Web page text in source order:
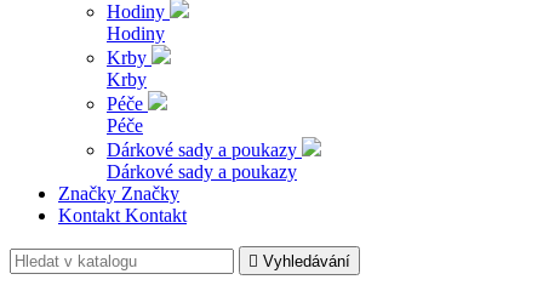
Hodiny
Hodiny
Krby
Krby
Péče
Péče
Dárkové sady a poukazy
Dárkové sady a poukazy
Značky Značky
Kontakt Kontakt
 Vyhledávání